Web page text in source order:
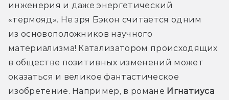
инженерия и даже энергетический
«термояд». Не зря Бэкон считается одним
из основоположников научного
материализма! Катализатором происходящих
в обществе позитивных изменений может
оказаться и великое фантастическое
изобретение. Например, в романе Игнатиуса